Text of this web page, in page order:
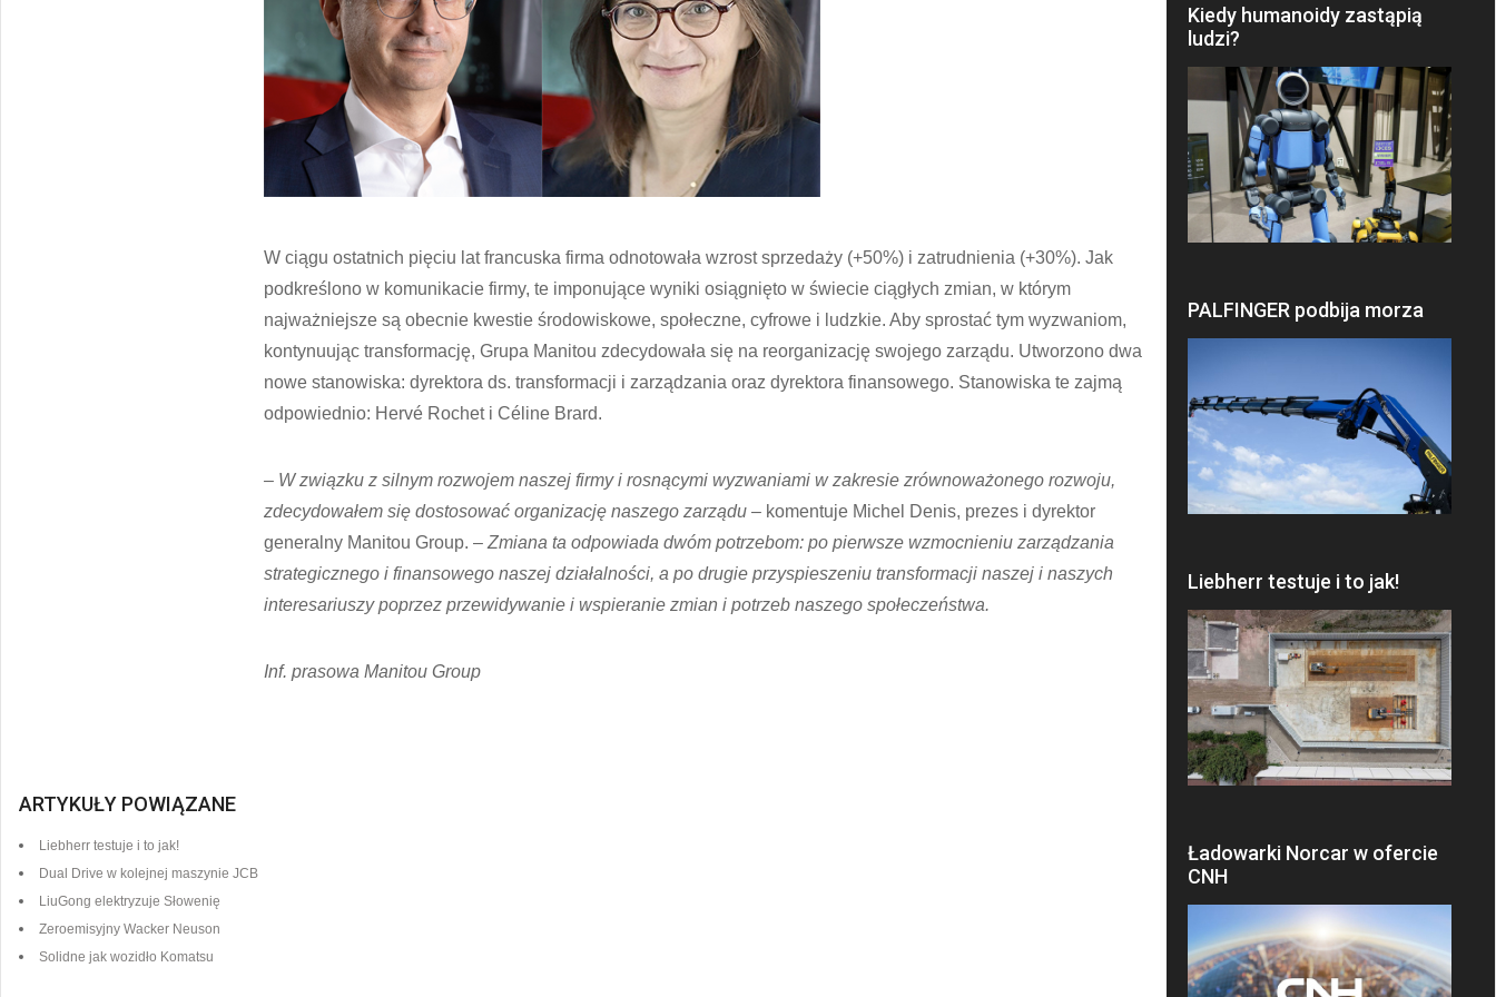
W ciągu ostatnich pięciu lat francuska firma odnotowała wzrost sprzedaży (+50%) i zatrudnienia (+30%). Jak
podkreślono w komunikacie firmy, te imponujące wyniki osiągnięto w świecie ciągłych zmian, w którym
najważniejsze są obecnie kwestie środowiskowe, społeczne, cyfrowe i ludzkie. Aby sprostać tym wyzwaniom,
kontynuując transformację, Grupa Manitou zdecydowała się na reorganizację swojego zarządu. Utworzono dwa
nowe stanowiska: dyrektora ds. transformacji i zarządzania oraz dyrektora finansowego. Stanowiska te zajmą
odpowiednio: Hervé Rochet i Céline Brard.
– W związku z silnym rozwojem naszej firmy i rosnącymi wyzwaniami w zakresie zrównoważonego rozwoju,
zdecydowałem się dostosować organizację naszego zarządu – komentuje Michel Denis, prezes i dyrektor
generalny Manitou Group. – Zmiana ta odpowiada dwóm potrzebom: po pierwsze wzmocnieniu zarządzania
strategicznego i finansowego naszej działalności, a po drugie przyspieszeniu transformacji naszej i naszych
interesariuszy poprzez przewidywanie i wspieranie zmian i potrzeb naszego społeczeństwa.
Inf. prasowa Manitou Group
ARTYKUŁY POWIĄZANE
Liebherr testuje i to jak!
Dual Drive w kolejnej maszynie JCB
LiuGong elektryzuje Słowenię
Zeroemisyjny Wacker Neuson
Solidne jak wozidło Komatsu
Kiedy humanoidy zastąpią
ludzi?
PALFINGER podbija morza
Liebherr testuje i to jak!
Ładowarki Norcar w ofercie
CNH